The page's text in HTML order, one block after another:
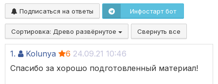
Подписаться на ответы Инфостарт бот
Сортировка: Древо развёрнутое Свернуть все
1. Kolunya 6 24.09.21 10:46
Спасибо за хорошо подготовленный материал!